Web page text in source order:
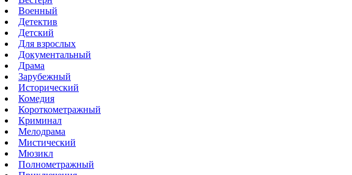
Военный
Детектив
Детский
Для взрослых
Документальный
Драма
Зарубежный
Исторический
Комедия
Короткометражный
Криминал
Мелодрама
Мистический
Мюзикл
Полнометражный